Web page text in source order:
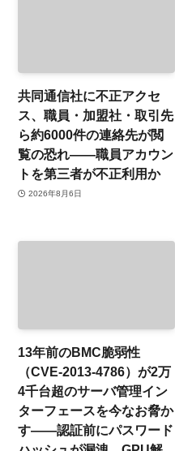
共同通信社に不正アクセ
ス、職員・加盟社・取引先
ら約6000件の連絡先が閲
覧の恐れ——職員アカウン
トを第三者が不正利用か
2026年8月6日
13年前のBMC脆弱性
（CVE-2013-4786）が2万
4千台超のサーバ管理イン
ターフェースを今なお脅か
す——認証前にパスワード